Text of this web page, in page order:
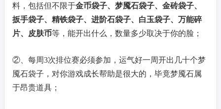
料，包括但不限于金币袋子、梦魇石袋子、金砖袋子、
扳手袋子、精铁袋子、进阶石袋子、白玉袋子、万能碎
片、皮肤币等，能开出什么，数量多少取决于你的脸；
②、每周3次排位赛必须参加，运气好一周开出几十个梦
魇石袋子，对你游戏成长帮助是很大的，毕竟梦魇石属
于昂贵道具；